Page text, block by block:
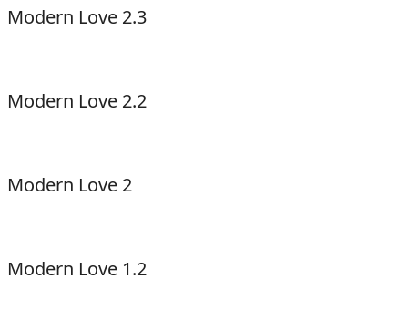
Modern Love 2.3
Modern Love 2.2
Modern Love 2
Modern Love 1.2